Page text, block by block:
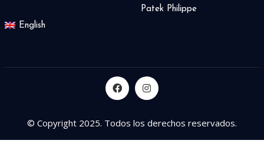
Patek Philippe
English
© Copyright 2025. Todos los derechos reservados.